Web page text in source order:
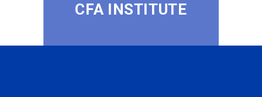
CFA INSTITUTE